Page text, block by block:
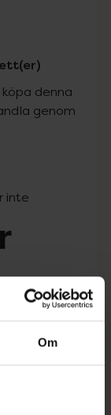
Om
denna
genom
inte